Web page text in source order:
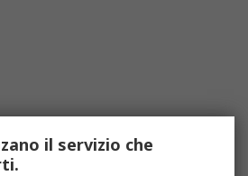
il servizio che